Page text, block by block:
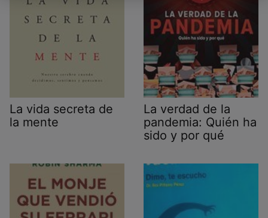
La vida secreta de
la mente
La verdad de la
pandemia: Quién ha
sido y por qué